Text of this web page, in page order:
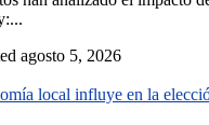
agosto 5, 2026
local influye en la